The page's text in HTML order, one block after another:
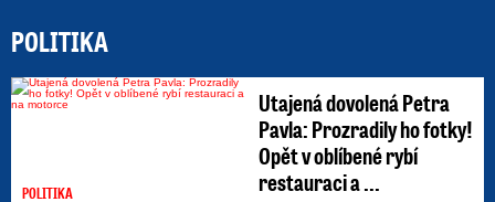
POLITIKA
POLITIKA
Utajená dovolená Petra
Pavla: Prozradily ho fotky!
Opět v oblíbené rybí
restauraci a ...